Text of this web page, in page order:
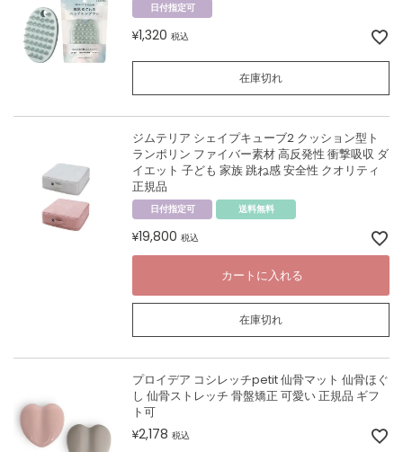
日付指定可
¥1,320 税込
在庫切れ
ジムテリア シェイプキューブ2 クッション型ト
ランポリン ファイバー素材 高反発性 衝撃吸収 ダ
イエット 子ども 家族 跳ね感 安全性 クオリティ
正規品
日付指定可 送料無料
¥19,800 税込
カートに入れる
在庫切れ
プロイデア コシレッチpetit 仙骨マット 仙骨ほぐ
し 仙骨ストレッチ 骨盤矯正 可愛い 正規品 ギフ
ト可
¥2,178 税込